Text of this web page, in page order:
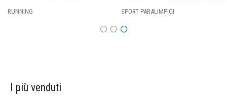
SPORT PARALIMPICI
I più venduti